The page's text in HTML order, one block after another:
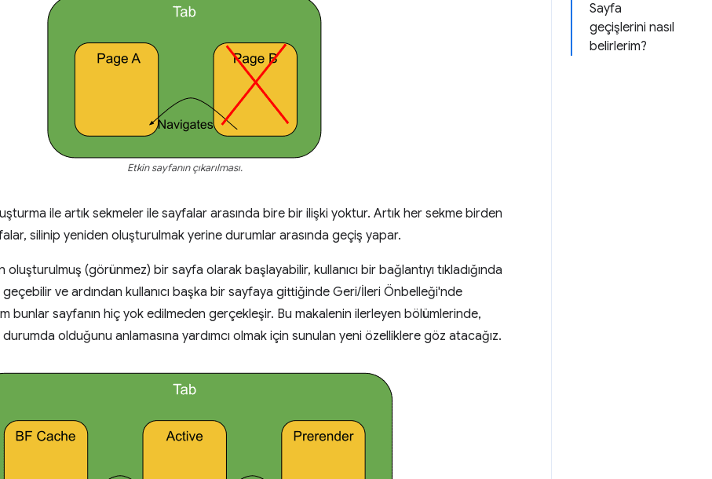
Sayfa
geçişlerini nasıl
belirlerim?
Etkin sayfanın çıkarılması.
ile artık sekmeler ile sayfalar arasında bire bir ilişki yoktur. Artık her sekme birden
silinip yeniden oluşturulmak yerine durumlar arasında geçiş yapar.
(görünmez) bir sayfa olarak başlayabilir, kullanıcı bir bağlantıyı tıkladığında
ve ardından kullanıcı başka bir sayfaya gittiğinde Geri/İleri Önbelleği'nde
bunlar sayfanın hiç yok edilmeden gerçekleşir. Bu makalenin ilerleyen bölümlerinde,
durumda olduğunu anlamasına yardımcı olmak için sunulan yeni özelliklere göz atacağız.